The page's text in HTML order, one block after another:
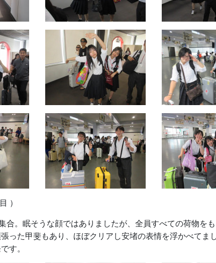
）
合。眠そうな顔ではありましたが、全員すべての荷物を
った甲斐もあり、ほぼクリアし安堵の表情を浮かべてま
す。